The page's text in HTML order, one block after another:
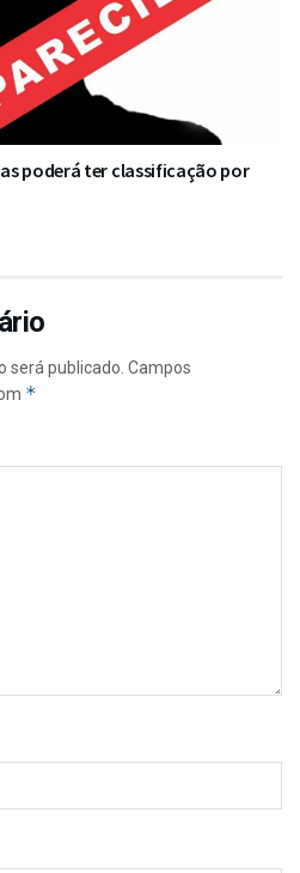
poderá ter classificação por
será publicado. Campos
*